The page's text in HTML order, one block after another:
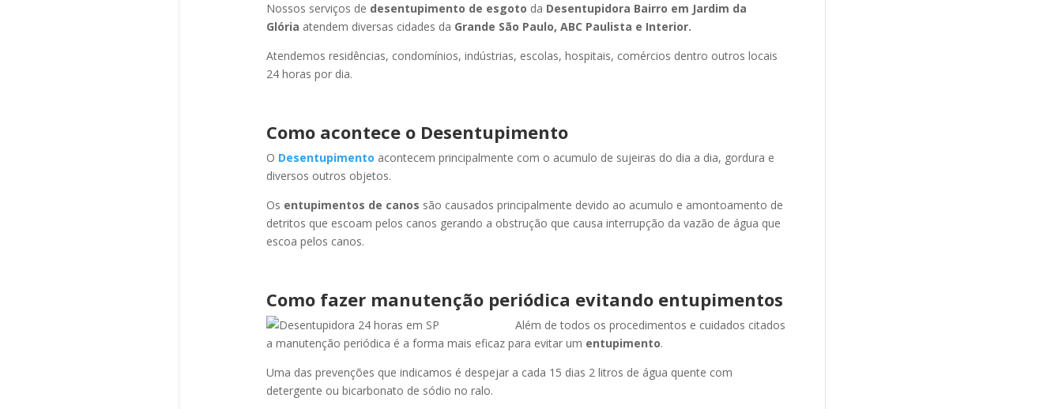
Nossos serviços de desentupimento de esgoto da Desentupidora Bairro em Jardim da
Glória atendem diversas cidades da Grande São Paulo, ABC Paulista e Interior.
Atendemos residências, condomínios, indústrias, escolas, hospitais, comércios dentro outros locais
24 horas por dia.
Como acontece o Desentupimento
O Desentupimento acontecem principalmente com o acumulo de sujeiras do dia a dia, gordura e
diversos outros objetos.
Os entupimentos de canos são causados principalmente devido ao acumulo e amontoamento de
detritos que escoam pelos canos gerando a obstrução que causa interrupção da vazão de água que
escoa pelos canos.
Como fazer manutenção periódica evitando entupimentos
Além de todos os procedimentos e cuidados citados
a manutenção periódica é a forma mais eficaz para evitar um entupimento.
Uma das prevenções que indicamos é despejar a cada 15 dias 2 litros de água quente com
detergente ou bicarbonato de sódio no ralo.